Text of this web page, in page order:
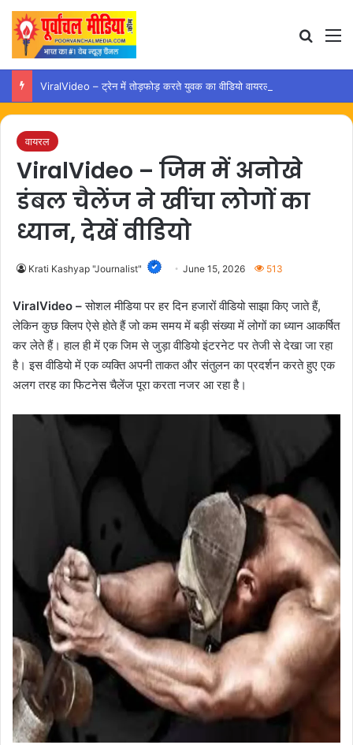
वायरल
ViralVideo – जिम में अनोखे
डंबल चैलेंज ने खींचा लोगों का
ध्यान, देखें वीडियो
Krati Kashyap "Journalist" June 15, 2026 513
ViralVideo –सोशल मीडिया पर हर दिन हजारों वीडियो साझा किए जाते हैं,
लेकिन कुछ क्लिप ऐसे होते हैं जो कम समय में बड़ी संख्या में लोगों का ध्यान आकर्षित
कर लेते हैं। हाल ही में एक जिम से जुड़ा वीडियो इंटरनेट पर तेजी से देखा जा रहा
है। इस वीडियो में एक व्यक्ति अपनी ताकत और संतुलन का प्रदर्शन करते हुए एक
अलग तरह का फिटनेस चैलेंज पूरा करता नजर आ रहा है।